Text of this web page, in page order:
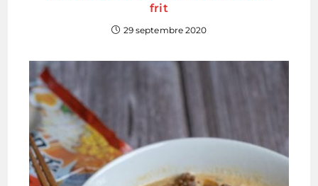
frit
29 septembre 2020